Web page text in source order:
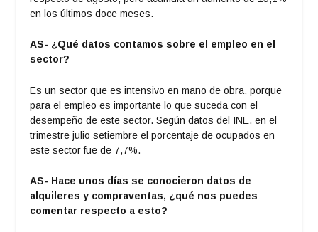
en los últimos doce meses.
AS- ¿Qué datos contamos sobre el empleo en el
sector?
Es un sector que es intensivo en mano de obra, porque
para el empleo es importante lo que suceda con el
desempeño de este sector. Según datos del INE, en el
trimestre julio setiembre el porcentaje de ocupados en
este sector fue de 7,7%.
AS- Hace unos días se conocieron datos de
alquileres y compraventas, ¿qué nos puedes
comentar respecto a esto?